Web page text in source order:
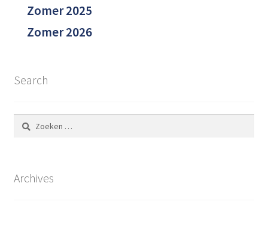
Zomer 2025
Zomer 2026
Search
Zoeken
naar:
Archives